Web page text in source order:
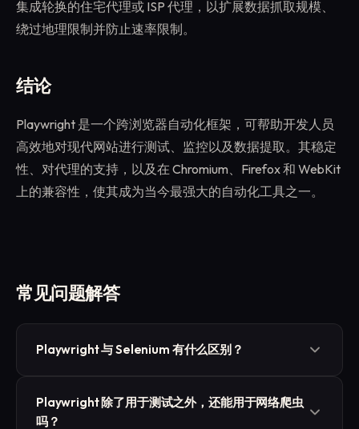
集成轮换的住宅代理或 ISP 代理，以扩展数据抓取规模、
绕过地理限制并防止速率限制。
结论
Playwright 是一个跨浏览器自动化框架，可帮助开发人员
高效地对现代网站进行测试、监控以及数据提取。其稳定
性、对代理的支持，以及在 Chromium、Firefox 和 WebKit
上的兼容性，使其成为当今最强大的自动化工具之一。
常见问题解答
Playwright 与 Selenium 有什么区别？
API，具有自动等待功能、一致的跨浏览器行为
Playwright 除了用于测试之外，还能用于网络爬虫
吗？